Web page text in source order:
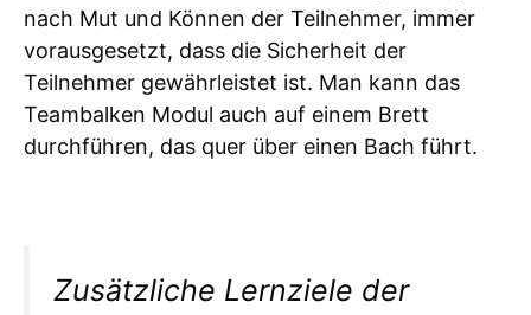
nach Mut und Können der Teilnehmer, immer
vorausgesetzt, dass die Sicherheit der
Teilnehmer gewährleistet ist. Man kann das
Teambalken Modul auch auf einem Brett
durchführen, das quer über einen Bach führt.
Zusätzliche Lernziele der